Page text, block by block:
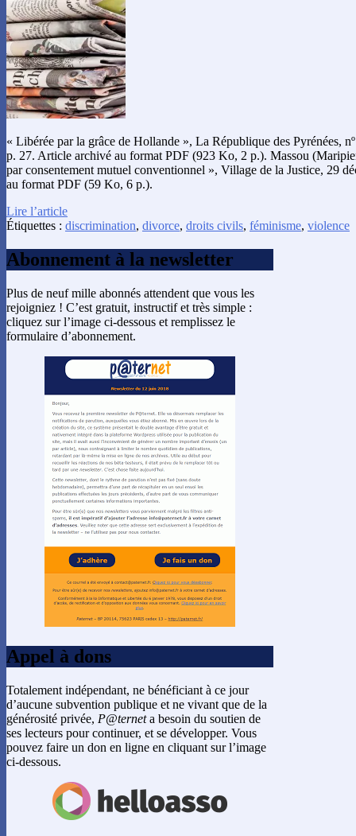
« Libérée par la grâce de Hollande », La République des Pyrénées,
p. 27. Article archivé au format PDF (923 Ko, 2 p.). Massou
par consentement mutuel conventionnel », Village de la Justice, 29
au format PDF (59 Ko, 6 p.).
Lire l’article
Étiquettes : discrimination, divorce, droits civils, féminisme, violence
Abonnement à la newsletter
Plus de neuf mille abonnés attendent que vous les
rejoigniez ! C’est gratuit, instructif et très simple :
cliquez sur l’image ci-dessous et remplissez le
formulaire d’abonnement.
Appel à dons
Totalement indépendant, ne bénéficiant à ce jour
d’aucune subvention publique et ne vivant que de la
générosité privée, P@terneta besoin du soutien de
ses lecteurs pour continuer, et se développer. Vous
pouvez faire un don en ligne en cliquant sur l’image
ci-dessous.